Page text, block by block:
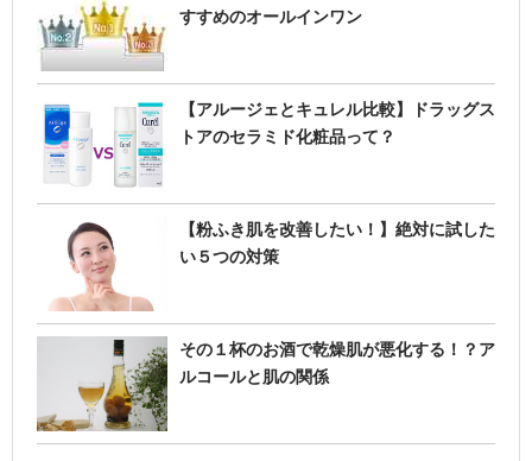
すすめのオールインワン
【アルージェとキュレル比較】ドラッグス
トアのセラミド化粧品って？
【粉ふき肌を改善したい！】絶対に試した
い５つの対策
その１杯のお酒で乾燥肌が悪化する！？ア
ルコールと肌の関係